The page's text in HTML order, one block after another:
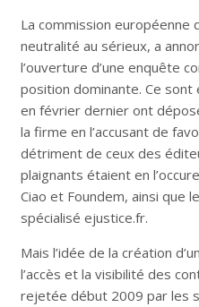
La commission européenne
neutralité au sérieux, a
l’ouverture d’une enquête
position dominante. Ce
en février dernier ont
la firme en l’accusant de
détriment de ceux des
plaignants étaient en
Ciao et Foundem, ainsi que
spécialisé ejustice.fr.
Mais l’idée de la création
l’accès et la visibilité des
rejetée début 2009 par les